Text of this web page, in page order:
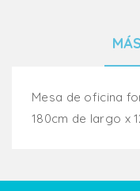
Mesa de oficina
180cm de largo x